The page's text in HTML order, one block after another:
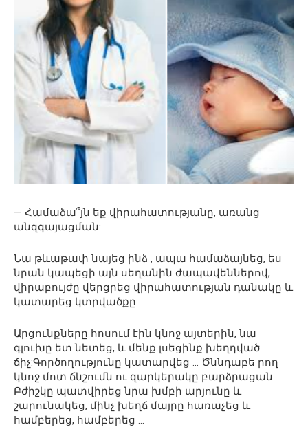
— Համաձա՞յն եք վիրահատությանը, առանց
անզգայացման:
Նա թևաթափ նայեց ինձ , ապա համաձայնեց, ես
նրան կապեցի այն սեղանին ժապավեններով,
վիրաբույժը վերցրեց վիրահատության դանակը և
կատարեց կտրվածքը:
Արցունքները հոսում էին կնոջ այտերին, նա
գլուխը ետ նետեց, և մենք լսեցինք խեղդված
ճիչ:Գործողությունը կատարվեց … Ծննդաբե րող
կնոջ մոտ ճնշումն ու զարկերակը բարձրացան:
Բժիշկը պատվիրեց նրա խմբի արյունը և
շարունակեց, մինչ խեղճ մայրը հառաչեց և
համբերեց, համբերեց …